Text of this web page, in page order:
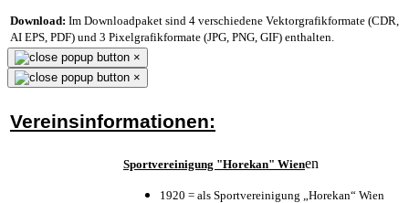
Download: Im Downloadpaket sind 4 verschiedene Vektorgrafikformate (CDR,
AI EPS, PDF) und 3 Pixelgrafikformate (JPG, PNG, GIF) enthalten.
×
×
Vereinsinformationen:
Sportvereinigung "Horekan" Wienen
1920 = als Sportvereinigung „Horekan“ Wien